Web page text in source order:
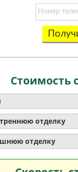
Стоимость
отделку
отделку